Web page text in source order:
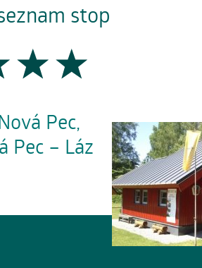
stop
Pec,
Pec – Láz